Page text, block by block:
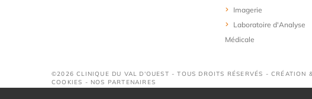
Imagerie
Laboratoire d'Analyse
Médicale
©2026 CLINIQUE DU VAL D'OUEST - TOUS DROITS RÉSERVÉS - CRÉATION
COOKIES - NOS PARTENAIRES